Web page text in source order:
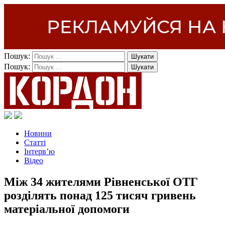
Пошук:
Пошук:
Новини
Статті
Інтерв’ю
Відео
Між 34 жителями Рівненської ОТГ
розділять понад 125 тисяч гривень
матеріальної допомоги